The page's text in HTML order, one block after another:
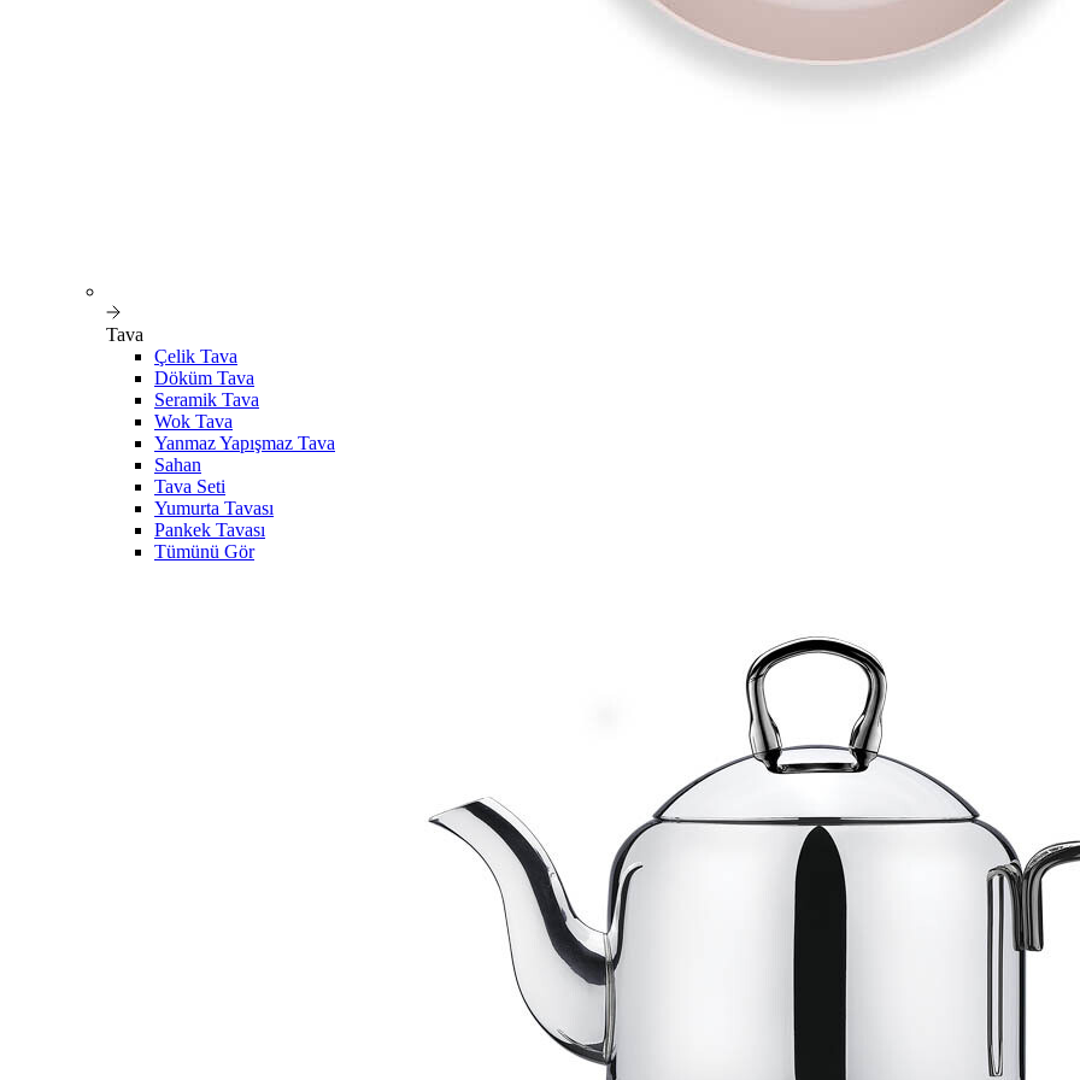
Tava
Çelik Tava
Döküm Tava
Seramik Tava
Wok Tava
Yanmaz Yapışmaz Tava
Sahan
Tava Seti
Yumurta Tavası
Pankek Tavası
Tümünü Gör